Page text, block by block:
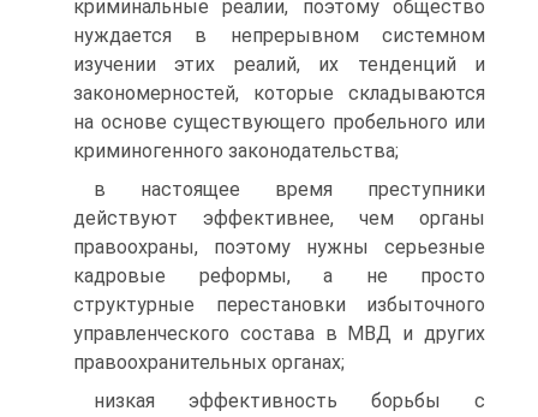
криминальные реалии, поэтому общество
нуждается в непрерывном системном
изучении этих реалий, их тенденций и
закономерностей, которые складываются
на основе существующего пробельного или
криминогенного законодательства;
в настоящее время преступники
действуют эффективнее, чем органы
правоохраны, поэтому нужны серьезные
кадровые реформы, а не просто
структурные перестановки избыточного
управленческого состава в МВД и других
правоохранительных органах;
низкая эффективность борьбы с